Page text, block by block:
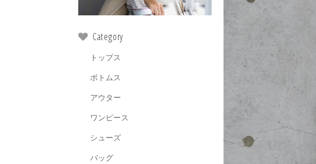
Category
トップス
ボトムス
アウター
ワンピース
シューズ
バッグ